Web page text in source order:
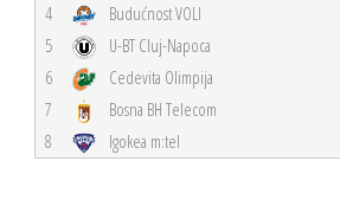
4
Budućnost VOLI
5
U-BT Cluj-Napoca
6
Cedevita Olimpija
7
Bosna BH Telecom
8
Igokea m:tel